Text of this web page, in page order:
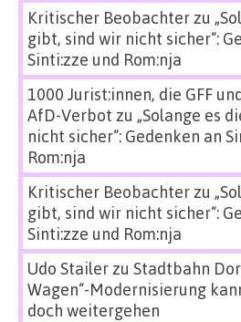
Kritischer Beobachterzu
gibt, sind wir nicht sicher“:
Sinti:zze und Rom:nja
1000 Jurist:innen, die GFF
AfD-Verbot zu „Solange es
nicht sicher“: Gedenken an
Rom:nja
Kritischer Beobachterzu
gibt, sind wir nicht sicher“:
Sinti:zze und Rom:nja
Udo Stailerzu Stadtbahn
Wagen“-Modernisierung
doch weitergehen